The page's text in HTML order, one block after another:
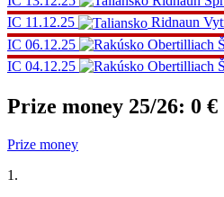
IC 11.12.25 Ridnaun
IC 06.12.25 Obertilliach
IC 04.12.25 Obertilliach
Prize money 25/26: 0 €
Prize money
1.